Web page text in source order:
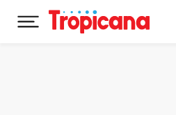
Desplegar menú principal